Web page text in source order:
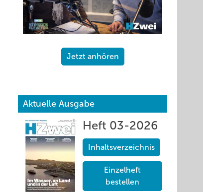
Jetzt anhören
Aktuelle Ausgabe
Heft 03-2026
Inhaltsverzeichnis
Einzelheft
bestellen